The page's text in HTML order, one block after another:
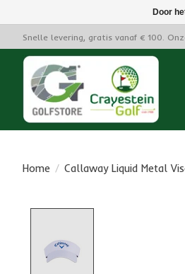
Snelle levering, gratis vanaf € 100.
Home / Callaway Liquid Metal
Door